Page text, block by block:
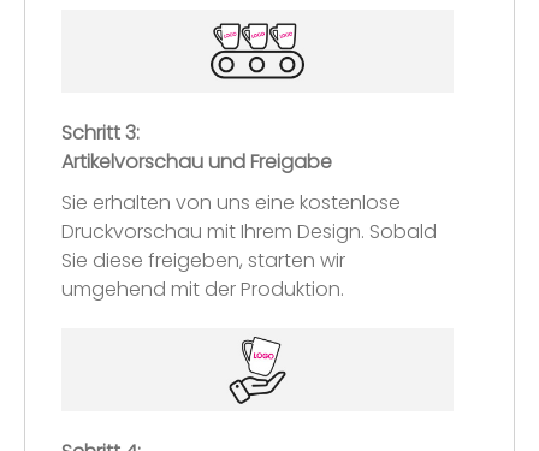
Schritt 3:
Artikelvorschau und Freigabe
Sie erhalten von uns eine kostenlose
Druckvorschau mit Ihrem Design. Sobald
Sie diese freigeben, starten wir
umgehend mit der Produktion.